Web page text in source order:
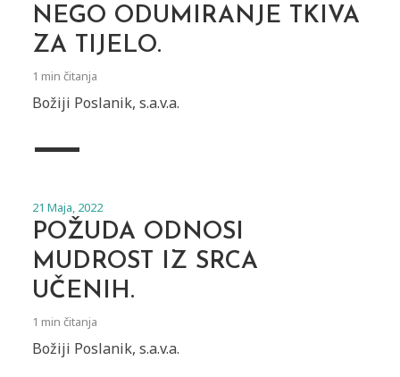
NEGO ODUMIRANJE TKIVA
ZA TI­JELO.
1 min čitanja
Božiji Poslanik, s.a.v.a.
21 Maja, 2022
POŽUDA ODNOSI
MUDROST IZ SRCA
UČENIH.
1 min čitanja
Božiji Poslanik, s.a.v.a.